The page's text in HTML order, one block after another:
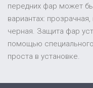
передних фар может
вариантах:
черная. Защита фар
помощью
проста в установке.